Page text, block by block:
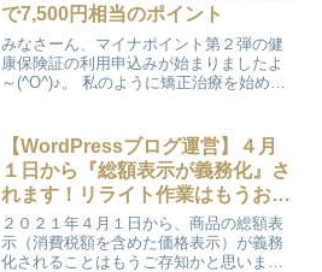
で7,500円相当のポイント
みなさーん、マイナポイント第２弾の健
康保険証の利用申込みが始まりましたよ
～(^O^)♪。 私のように矯正治療を始め
マイナンバーカードを健康保険証として
利用していれば、確...
【WordPressブログ運営】４月
１日から『総額表示が義務化』さ
れます！リライト作業はもうお済
みですか？
２０２１年４月１日から、商品の総額表
示（消費税額を含めた価格表示）が義務
化されることはもうご存知かと思いま